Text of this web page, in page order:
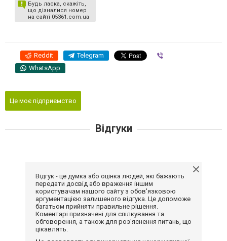
Будь ласка, скажіть,
що дізналися номер
на сайті 05361.com.ua
Reddit Telegram
WhatsApp
Це моє підприємство
Відгуки
Відгук - це думка або оцінка людей, які бажають
передати досвід або враження іншим
користувачам нашого сайту з обов'язковою
аргументацією залишеного відгука. Це допоможе
багатьом прийняти правильне рішення.
Коментарі призначені для спілкування та
обговорення, а також для роз'яснення питань, що
цікавлять.